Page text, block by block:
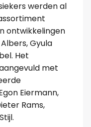
werden al
ontwikkelingen
Gyula
Het
met
Eiermann,
Rams,